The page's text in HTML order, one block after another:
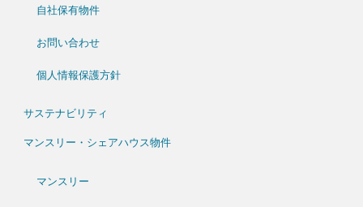
自社保有物件
お問い合わせ
個人情報保護方針
サステナビリティ
マンスリー・シェアハウス物件
マンスリー